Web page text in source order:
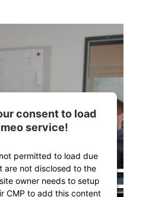
consent to load
service!
permitted to load due
are not disclosed to the
owner needs to setup
CMP to add this content